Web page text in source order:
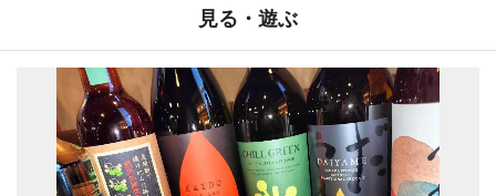
見る・遊ぶ